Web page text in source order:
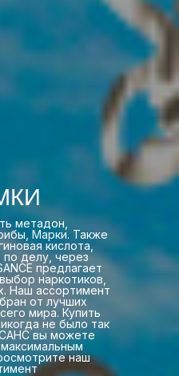
метадон,
Марки. Также
кислота,
по делу, через
предлагает
наркотиков,
Наш ассортимент
от лучших
мира. Купить
не было так
вы можете
наш